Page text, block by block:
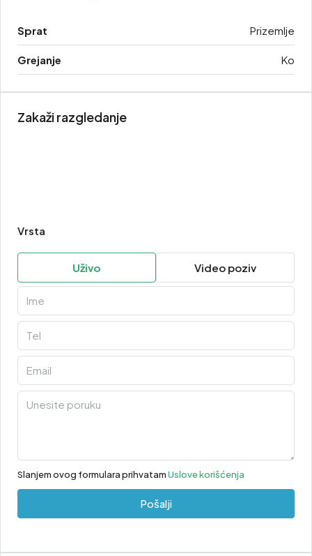
Sprat Prizemlje
Grejanje Ko
Zakaži razgledanje
Vrsta
Uživo Video poziv
Slanjem ovog formulara prihvatamUslove korišćenja
Pošalji